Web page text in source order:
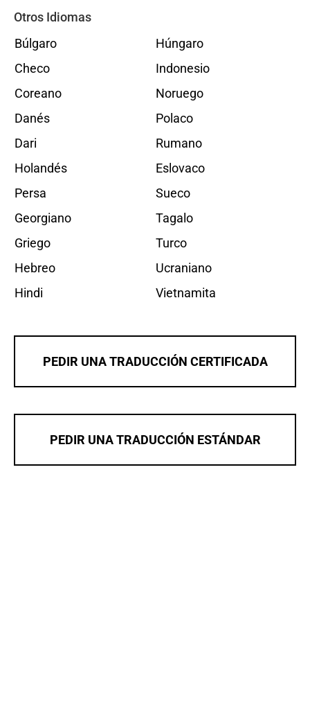
Otros Idiomas
Búlgaro
Checo
Coreano
Danés
Dari
Holandés
Persa
Georgiano
Griego
Hebreo
Hindi
Húngaro
Indonesio
Noruego
Polaco
Rumano
Eslovaco
Sueco
Tagalo
Turco
Ucraniano
Vietnamita
PEDIR UNA TRADUCCIÓN CERTIFICADA
PEDIR UNA TRADUCCIÓN ESTÁNDAR